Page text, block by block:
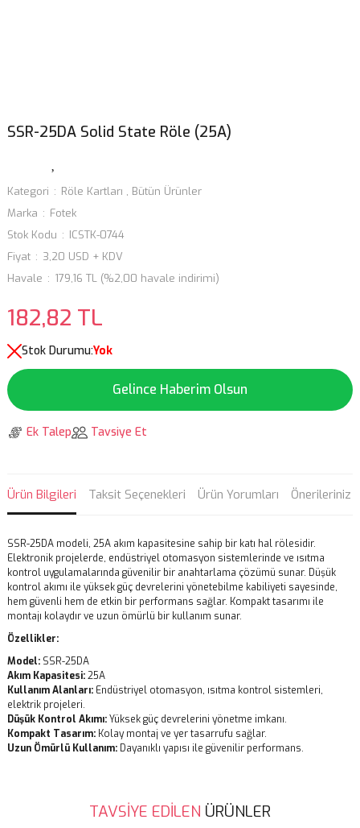
SSR-25DA Solid State Röle (25A)
Kategori Röle Kartları , Bütün Ürünler
Marka
Fotek
Stok Kodu
ICSTK-0744
Fiyat
3,20 USD + KDV
Havale
179,16 TL (%2,00 havale indirimi)
182,82 TL
Stok Durumu:Yok
Gelince Haberim Olsun
Ek Talep Tavsiye Et
Ürün Bilgileri Taksit Seçenekleri Ürün Yorumları Önerileriniz
SSR-25DA modeli, 25A akım kapasitesine sahip bir katı hal rölesidir.
Elektronik projelerde, endüstriyel otomasyon sistemlerinde ve ısıtma
kontrol uygulamalarında güvenilir bir anahtarlama çözümü sunar. Düşük
kontrol akımı ile yüksek güç devrelerini yönetebilme kabiliyeti sayesinde,
hem güvenli hem de etkin bir performans sağlar. Kompakt tasarımı ile
montajı kolaydır ve uzun ömürlü bir kullanım sunar.
Özellikler:
Model: SSR-25DA
Akım Kapasitesi:25A
Kullanım Alanları: Endüstriyel otomasyon, ısıtma kontrol sistemleri,
elektrik projeleri.
Düşük Kontrol Akımı:Yüksek güç devrelerini yönetme imkanı.
Kompakt Tasarım: Kolay montaj ve yer tasarrufu sağlar.
Uzun Ömürlü Kullanım: Dayanıklı yapısı ile güvenilir performans.
Bu ürünün fiyat bilgisi, resim, ürün açıklamalarında ve diğer
konularda yetersiz gördüğünüz noktaları öneri formunu kullanarak
TAVSİYE EDİLEN ÜRÜNLER